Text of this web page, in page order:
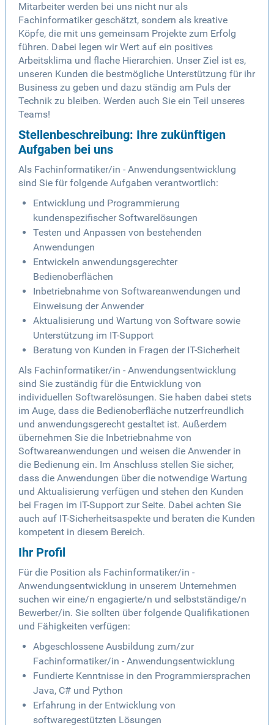
Mitarbeiter werden bei uns nicht nur als
Fachinformatiker geschätzt, sondern als kreative
Köpfe, die mit uns gemeinsam Projekte zum Erfolg
führen. Dabei legen wir Wert auf ein positives
Arbeitsklima und flache Hierarchien. Unser Ziel ist es,
unseren Kunden die bestmögliche Unterstützung für ihr
Business zu geben und dazu ständig am Puls der
Technik zu bleiben. Werden auch Sie ein Teil unseres
Teams!
Stellenbeschreibung: Ihre zukünftigen
Aufgaben bei uns
Als Fachinformatiker/in - Anwendungsentwicklung
sind Sie für folgende Aufgaben verantwortlich:
Entwicklung und Programmierung
kundenspezifischer Softwarelösungen
Testen und Anpassen von bestehenden
Anwendungen
Entwickeln anwendungsgerechter
Bedienoberflächen
Inbetriebnahme von Softwareanwendungen und
Einweisung der Anwender
Aktualisierung und Wartung von Software sowie
Unterstützung im IT-Support
Beratung von Kunden in Fragen der IT-Sicherheit
Als Fachinformatiker/in - Anwendungsentwicklung
sind Sie zuständig für die Entwicklung von
individuellen Softwarelösungen. Sie haben dabei stets
im Auge, dass die Bedienoberfläche nutzerfreundlich
und anwendungsgerecht gestaltet ist. Außerdem
übernehmen Sie die Inbetriebnahme von
Softwareanwendungen und weisen die Anwender in
die Bedienung ein. Im Anschluss stellen Sie sicher,
dass die Anwendungen über die notwendige Wartung
und Aktualisierung verfügen und stehen den Kunden
bei Fragen im IT-Support zur Seite. Dabei achten Sie
auch auf IT-Sicherheitsaspekte und beraten die Kunden
kompetent in diesem Bereich.
Ihr Profil
Für die Position als Fachinformatiker/in -
Anwendungsentwicklung in unserem Unternehmen
suchen wir eine/n engagierte/n und selbstständige/n
Bewerber/in. Sie sollten über folgende Qualifikationen
und Fähigkeiten verfügen:
Abgeschlossene Ausbildung zum/zur
Fachinformatiker/in - Anwendungsentwicklung
Fundierte Kenntnisse in den Programmiersprachen
Java, C# und Python
Erfahrung in der Entwicklung von
softwaregestützten Lösungen